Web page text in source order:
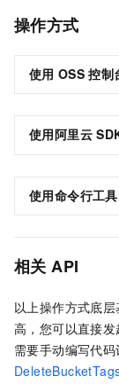
操作方式
使用 OSS 控制
使用阿里云
使用命令行工具
相关 API
以上操作方式底
高，您可以直接发
需要手动编写代